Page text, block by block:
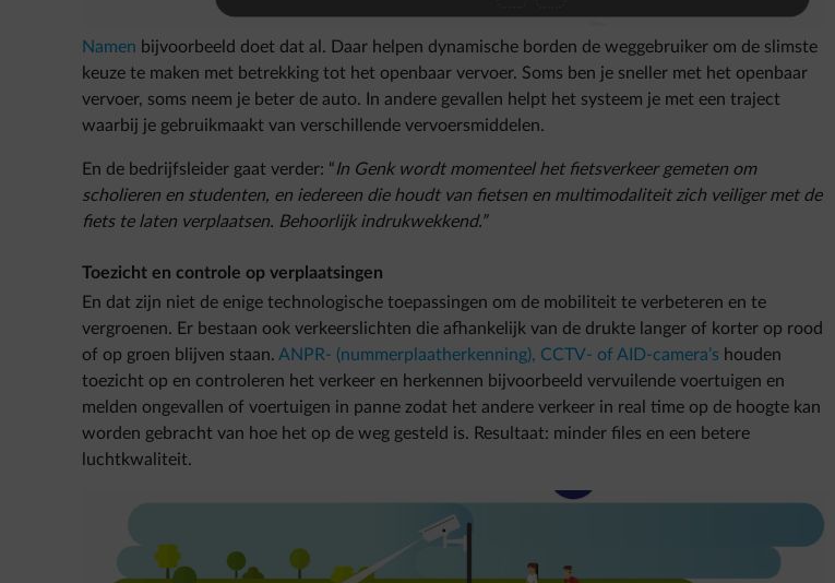
Namen bijvoorbeeld doet dat al. Daar helpen dynamische borden de weggebruiker om de slimste
keuze te maken met betrekking tot het openbaar vervoer. Soms ben je sneller met het openbaar
vervoer, soms neem je beter de auto. In andere gevallen helpt het systeem je met een traject
waarbij je gebruikmaakt van verschillende vervoersmiddelen.
En de bedrijfsleider gaat verder: “In Genk wordt momenteel het fietsverkeer gemeten om
scholieren en studenten, en iedereen die houdt van fietsen en multimodaliteit zich veiliger met de
fiets te laten verplaatsen. Behoorlijk indrukwekkend.”
Toezicht en controle op verplaatsingen
En dat zijn niet de enige technologische toepassingen om de mobiliteit te verbeteren en te
vergroenen. Er bestaan ook verkeerslichten die afhankelijk van de drukte langer of korter op rood
of op groen blijven staan. ANPR- (nummerplaatherkenning), CCTV- of AID-camera’s houden
toezicht op en controleren het verkeer en herkennen bijvoorbeeld vervuilende voertuigen en
melden ongevallen of voertuigen in panne zodat het andere verkeer in real time op de hoogte kan
worden gebracht van hoe het op de weg gesteld is. Resultaat: minder files en een betere
luchtkwaliteit.